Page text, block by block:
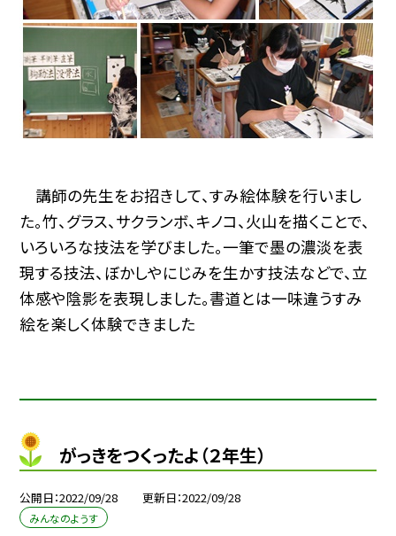
講師の先生をお招きして、すみ絵体験を行いまし
た。竹、グラス、サクランボ、キノコ、火山を描くことで、
いろいろな技法を学びました。一筆で墨の濃淡を表
現する技法、ぼかしやにじみを生かす技法などで、立
体感や陰影を表現しました。書道とは一味違うすみ
絵を楽しく体験できました
がっきをつくったよ（２年生）
公開日 2022/09/28 更新日 2022/09/28
みんなのようす